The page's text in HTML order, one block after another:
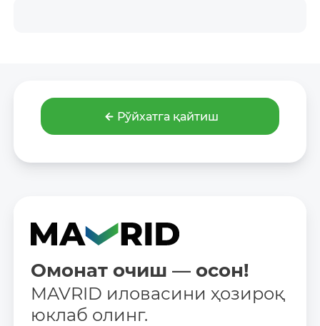
Рўйхатга қайтиш
Омонат очиш — осон!
MAVRID иловасини ҳозироқ
юклаб олинг.